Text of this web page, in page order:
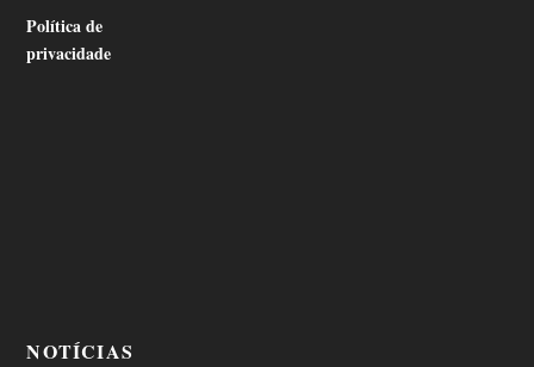
Política de
privacidade
NOTÍCIAS